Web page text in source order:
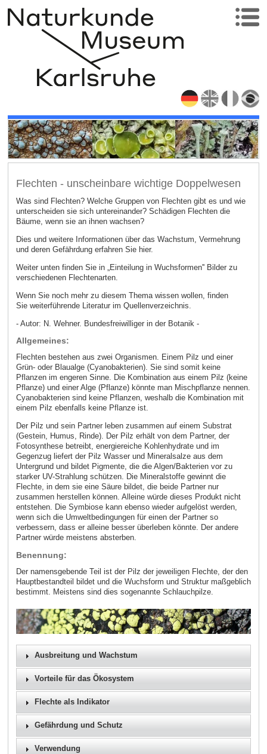
Flechten - unscheinbare wichtige Doppelwesen
Was sind Flechten? Welche Gruppen von Flechten gibt es und wie
unterscheiden sie sich untereinander? Schädigen Flechten die
Bäume, wenn sie an ihnen wachsen?
Dies und weitere Informationen über das Wachstum, Vermehrung
und deren Gefährdung erfahren Sie hier.
Weiter unten finden Sie in „Einteilung in Wuchsformen'' Bilder zu
verschiedenen Flechtenarten.
Wenn Sie noch mehr zu diesem Thema wissen wollen, finden
Sie weiterführende Literatur im Quellenverzeichnis.
- Autor: N. Wehner. Bundesfreiwilliger in der Botanik -
Allgemeines:
Flechten bestehen aus zwei Organismen. Einem Pilz und einer
Grün- oder Blaualge (Cyanobakterien). Sie sind somit keine
Pflanzen im engeren Sinne. Die Kombination aus einem Pilz (keine
Pflanze) und einer Alge (Pflanze) könnte man Mischpflanze nennen.
Cyanobakterien sind keine Pflanzen, weshalb die Kombination mit
einem Pilz ebenfalls keine Pflanze ist.
Der Pilz und sein Partner leben zusammen auf einem Substrat
(Gestein, Humus, Rinde). Der Pilz erhält von dem Partner, der
Fotosynthese betreibt, energiereiche Kohlenhydrate und im
Gegenzug liefert der Pilz Wasser und Mineralsalze aus dem
Untergrund und bildet Pigmente, die die Algen/Bakterien vor zu
starker UV-Strahlung schützen. Die Mineralstoffe gewinnt die
Flechte, in dem sie eine Säure bildet, die beide Partner nur
zusammen herstellen können. Alleine würde dieses Produkt nicht
entstehen. Die Symbiose kann ebenso wieder aufgelöst werden,
wenn sich die Umweltbedingungen für einen der Partner so
verbessern, dass er alleine besser überleben könnte. Der andere
Partner würde meistens absterben.
Benennung:
Der namensgebende Teil ist der Pilz der jeweiligen Flechte, der den
Hauptbestandteil bildet und die Wuchsform und Struktur maßgeblich
bestimmt. Meistens sind dies sogenannte Schlauchpilze.
Ausbreitung und Wachstum
Vorteile für das Ökosystem
Flechte als Indikator
Gefährdung und Schutz
Verwendung